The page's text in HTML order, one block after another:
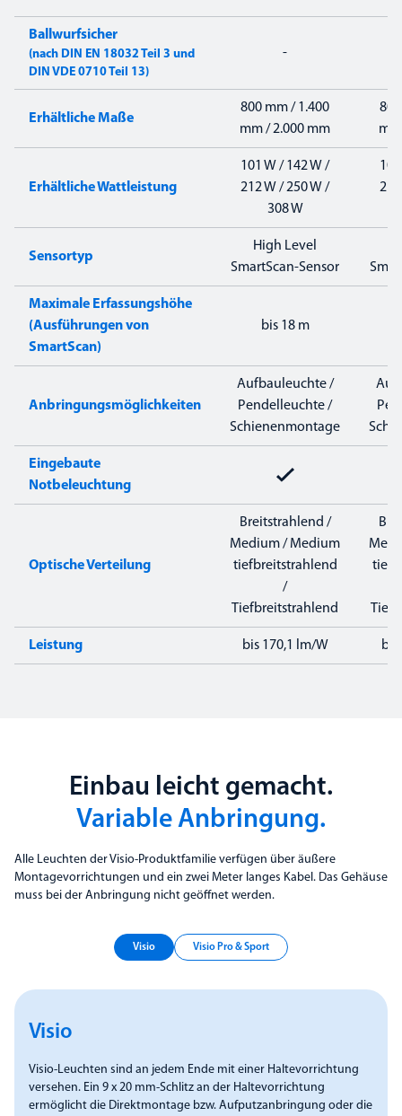
Ballwurfsicher
(nach DIN EN 18032 Teil 3 und
DIN VDE 0710 Teil 13)
-
Erhältliche Maße
800 mm / 1.400
mm / 2.000 mm
Erhältliche Wattleistung
101 W / 142 W /
212 W / 250 W /
308 W
Sensortyp
High Level
SmartScan-Sensor
Maximale Erfassungshöhe
(Ausführungen von
SmartScan)
bis 18 m
Anbringungsmöglichkeiten
Aufbauleuchte /
Pendelleuchte /
Schienenmontage
Eingebaute
Notbeleuchtung
Optische Verteilung
Breitstrahlend /
Medium / Medium
tiefbreitstrahlend
/
Tiefbreitstrahlend
Leistung bis 170,1 lm/W bis
Einbau leicht gemacht.
Variable Anbringung.
Alle Leuchten der Visio-Produktfamilie verfügen über äußere
Montagevorrichtungen und ein zwei Meter langes Kabel. Das Gehäuse
muss bei der Anbringung nicht geöffnet werden.
Visio Visio Pro & Sport
Visio
Visio-Leuchten sind an jedem Ende mit einer Haltevorrichtung
versehen. Ein 9 x 20 mm-Schlitz an der Haltevorrichtung
ermöglicht die Direktmontage bzw. Aufputzanbringung oder die